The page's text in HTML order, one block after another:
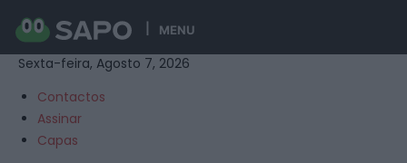
MENU
Sexta-feira, Agosto 7, 2026
Contactos
Assinar
Capas